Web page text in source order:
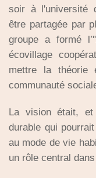
soir à l'université
être partagée par
groupe a formé
écovillage
mettre la théorie
communauté
La vision était,
durable qui
au mode de vie
un rôle central